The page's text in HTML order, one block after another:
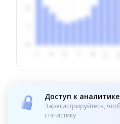
Доступ к
Зарегистрируйтесь,
статистику